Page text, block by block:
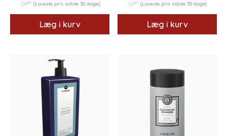
15995 (Laveste pris sidste 30 dage)
Læg i kurv
11195 (Laveste pris sidste 30 dage)
Læg i kurv